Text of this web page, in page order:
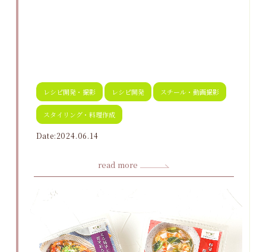
レシピ開発・撮影 レシピ開発 スチール・動画撮影
スタイリング・料理作成
Date:2024.06.14
read more